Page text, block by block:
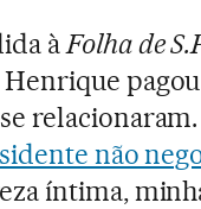
àFolha de
não
íntima,